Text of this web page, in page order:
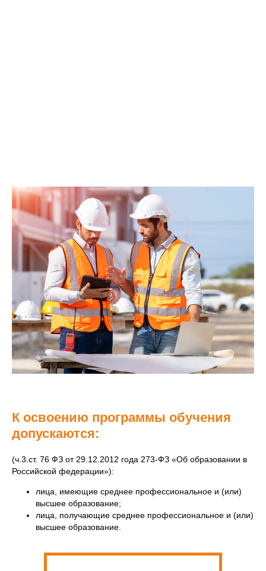
К освоению программы обучения
допускаются:
(ч.3.ст. 76 ФЗ от 29.12.2012 года 273-ФЗ «Об образовании в
Российской федерации»):
лица, имеющие среднее профессиональное и (или)
высшее образование;
лица, получающие среднее профессиональное и (или)
высшее образование.